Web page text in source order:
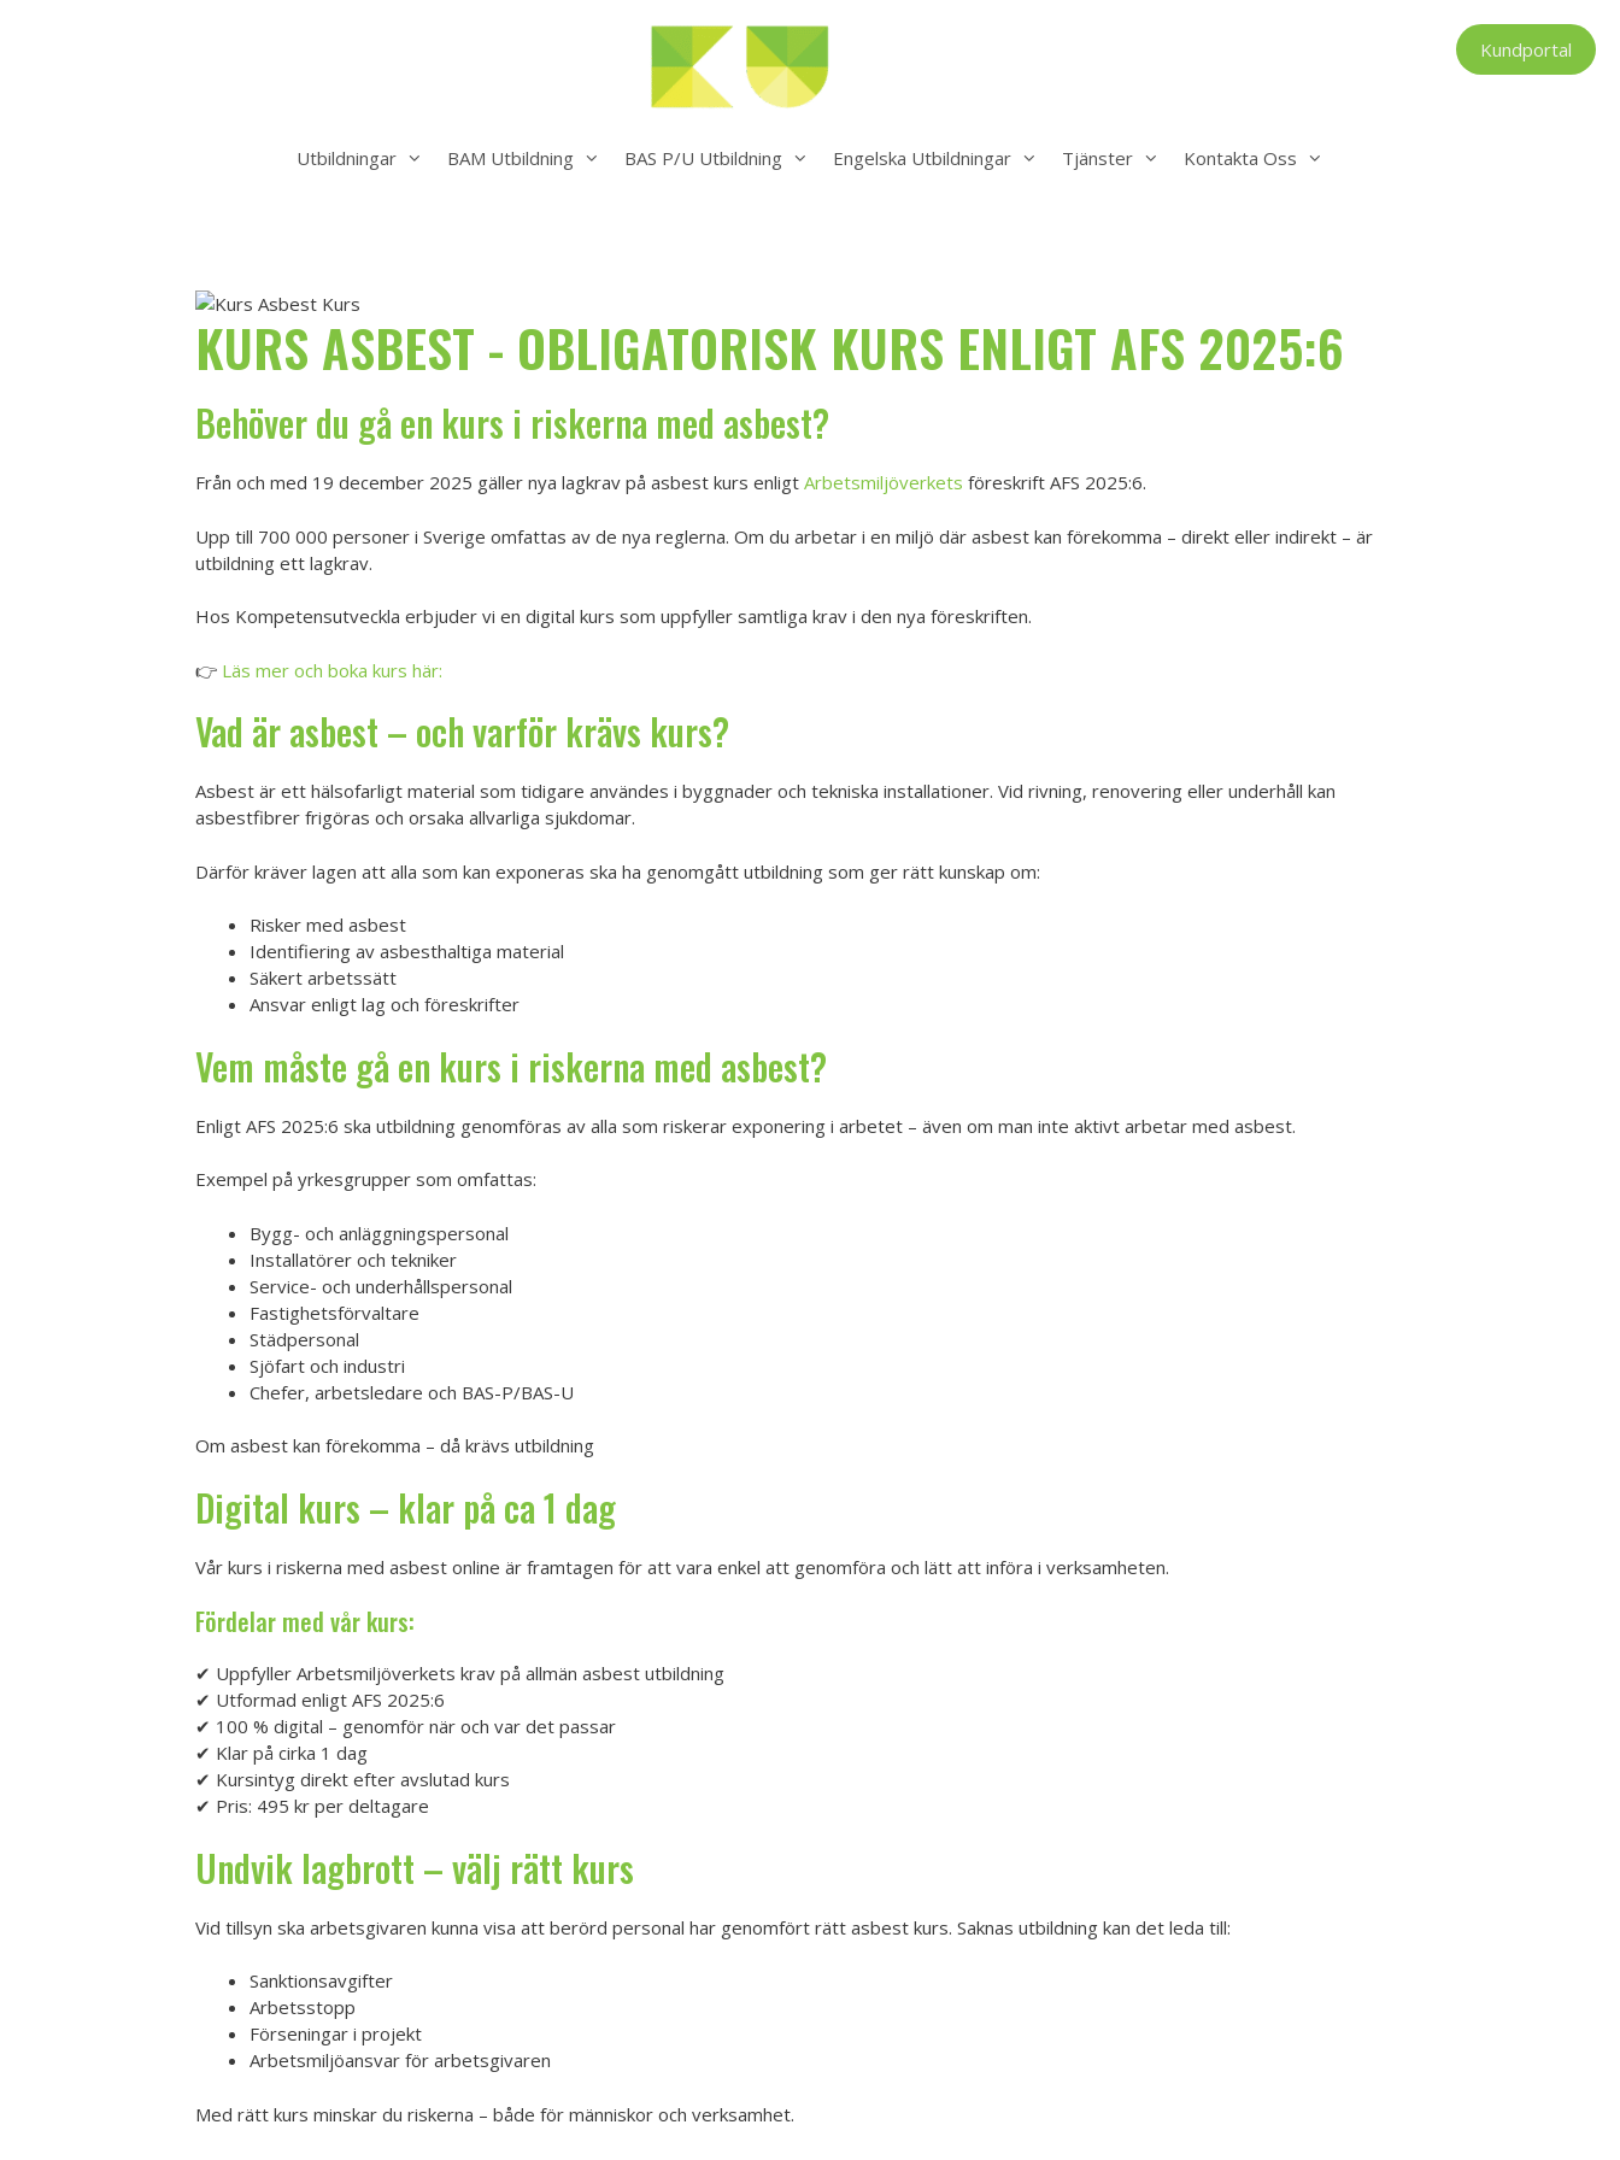
Kundportal
Utbildningar BAM Utbildning BAS P/U Utbildning Engelska Utbildningar Tjänster Kontakta Oss
KURS ASBEST - OBLIGATORISK KURS ENLIGT AFS 2025:6
Behöver du gå en kurs i riskerna med asbest?
Från och med 19 december 2025 gäller nya lagkrav på asbest kurs enligt Arbetsmiljöverkets föreskrift AFS 2025:6.
Upp till 700 000 personer i Sverige omfattas av de nya reglerna. Om du arbetar i en miljö där asbest kan förekomma – direkt eller indirekt – är
utbildning ett lagkrav.
Hos Kompetensutveckla erbjuder vi en digital kurs som uppfyller samtliga krav i den nya föreskriften.
👉 Läs mer och boka kurs här:
Vad är asbest – och varför krävs kurs?
Asbest är ett hälsofarligt material som tidigare användes i byggnader och tekniska installationer. Vid rivning, renovering eller underhåll kan
asbestfibrer frigöras och orsaka allvarliga sjukdomar.
Därför kräver lagen att alla som kan exponeras ska ha genomgått utbildning som ger rätt kunskap om:
Risker med asbest
Identifiering av asbesthaltiga material
Säkert arbetssätt
Ansvar enligt lag och föreskrifter
Vem måste gå en kurs i riskerna med asbest?
Enligt AFS 2025:6 ska utbildning genomföras av alla som riskerar exponering i arbetet – även om man inte aktivt arbetar med asbest.
Exempel på yrkesgrupper som omfattas:
Bygg- och anläggningspersonal
Installatörer och tekniker
Service- och underhållspersonal
Fastighetsförvaltare
Städpersonal
Sjöfart och industri
Chefer, arbetsledare och BAS-P/BAS-U
Om asbest kan förekomma – då krävs utbildning
Digital kurs – klar på ca 1 dag
Vår kurs i riskerna med asbest online är framtagen för att vara enkel att genomföra och lätt att införa i verksamheten.
Fördelar med vår kurs:
✔ Uppfyller Arbetsmiljöverkets krav på allmän asbest utbildning
✔ Utformad enligt AFS 2025:6
✔ 100 % digital – genomför när och var det passar
✔ Klar på cirka 1 dag
✔ Kursintyg direkt efter avslutad kurs
✔ Pris: 495 kr per deltagare
Undvik lagbrott – välj rätt kurs
Vid tillsyn ska arbetsgivaren kunna visa att berörd personal har genomfört rätt asbest kurs. Saknas utbildning kan det leda till:
Sanktionsavgifter
Arbetsstopp
Förseningar i projekt
Arbetsmiljöansvar för arbetsgivaren
Med rätt kurs minskar du riskerna – både för människor och verksamhet.